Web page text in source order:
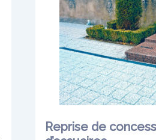
Reprise de